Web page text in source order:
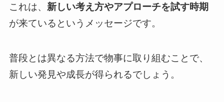
これは、 新しい考え方やアプローチを試す時期
が来ているというメッセージです。
普段とは異なる方法で物事に取り組むことで、
新しい発見や成長が得られるでしょう。